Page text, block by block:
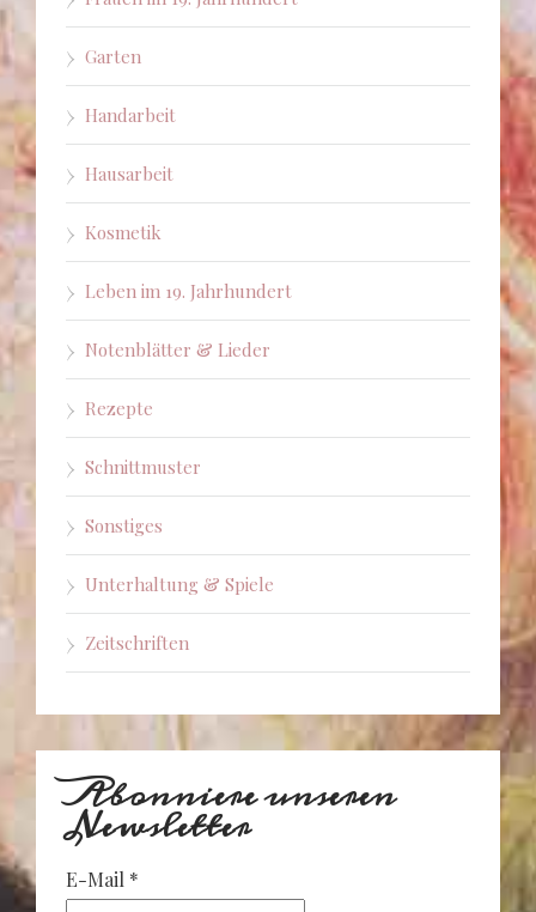
Garten
Handarbeit
Hausarbeit
Kosmetik
Leben im 19. Jahrhundert
Notenblätter & Lieder
Rezepte
Schnittmuster
Sonstiges
Unterhaltung & Spiele
Zeitschriften
Abonniere unseren
Newsletter
E-Mail *